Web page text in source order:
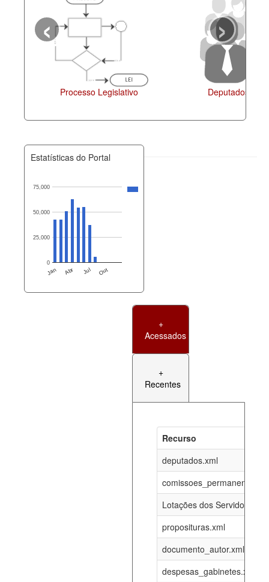
Processo Legislativo Deputados
‹ ›
Estatísticas do Portal
Jan Abr Jul Out
0
25,000
50,000
75,000
+
Acessados
+
Recentes
Recurso
deputados.xml
Lotações dos Servidores
proposituras.xml
documento_autor.xml
despesas_gabinetes.xml
documento_andamento_atual.xml
07-08-
funcionarios_lotacoes.xml
funcionarios_cargos.xml 12-05-